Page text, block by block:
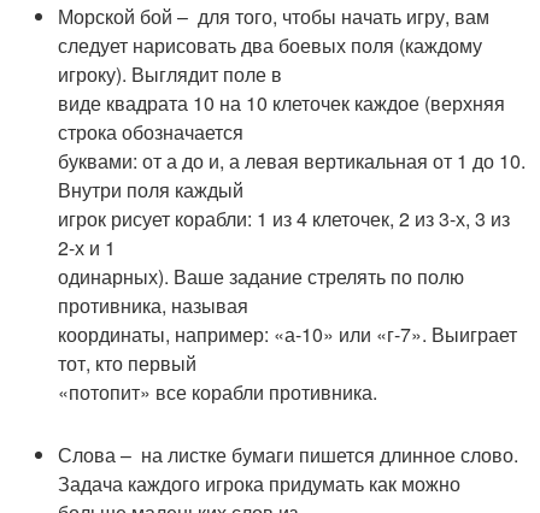
Морской бой – для того, чтобы начать игру, вам
следует нарисовать два боевых поля (каждому
игроку). Выглядит поле в
виде квадрата 10 на 10 клеточек каждое (верхняя
строка обозначается
буквами: от а до и, а левая вертикальная от 1 до 10.
Внутри поля каждый
игрок рисует корабли: 1 из 4 клеточек, 2 из 3-х, 3 из
2-х и 1
одинарных). Ваше задание стрелять по полю
противника, называя
координаты, например: «а-10» или «г-7». Выиграет
тот, кто первый
«потопит» все корабли противника.
Слова – на листке бумаги пишется длинное слово.
Задача каждого игрока придумать как можно